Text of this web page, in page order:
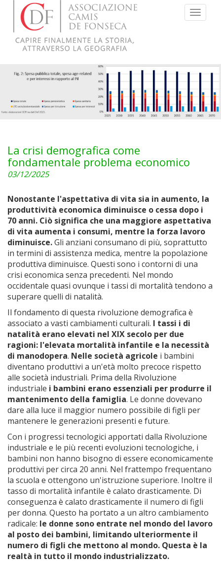
Menu
La crisi demografica come
fondamentale problema economico
03/12/2025
Nonostante l'aspettativa di vita sia in aumento, la
produttività economica diminuisce o cessa dopo i
70 anni. Ciò significa che una maggiore aspettativa
di vita aumenta i consumi, mentre la forza lavoro
diminuisce.Gli anziani consumano di più, soprattutto
in termini di assistenza medica, mentre la popolazione
produttiva diminuisce. Questi sono i contorni di una
crisi economica senza precedenti. Nel mondo
occidentale quasi ovunque i tassi di mortalità tendono a
superare quelli di natalità.
Il fondamento di questa rivoluzione demografica è
associato a vasti cambiamenti culturali. I tassi i di
natalità erano elevati nel XIX secolo per due
ragioni: l'elevata mortalità infantile e la necessità
di manodopera. Nelle società agricole i bambini
diventano produttivi a un'età molto precoce rispetto
alle società industriali. Prima della Rivoluzione
industriale i bambini erano essenziali per produrre il
mantenimento della famiglia. Le donne dovevano
dare alla luce il maggior numero possibile di figli per
mantenere le generazioni presenti e future.
Con i progressi tecnologici apportati dalla Rivoluzione
industriale e le più recenti evoluzioni tecnologiche, i
bambini non hanno bisogno di essere economicamente
produttivi per circa 20 anni. Nel frattempo frequentano
la scuola e ottengono un'istruzione superiore. Inoltre il
tasso di mortalità infantile è calato drasticamente. Di
conseguenza è calato drasticamente il numero di figli
per donna. Questo ha portato a un altro cambiamento
radicale: le donne sono entrate nel mondo del lavoro
al posto dei bambini, limitando ulteriormente il
numero di figli che mettono al mondo. Questa è la
realtà in tutto il mondo industrializzato.